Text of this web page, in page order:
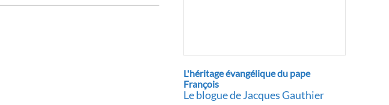
L'héritage évangélique du pape
François
Le blogue de Jacques Gauthier